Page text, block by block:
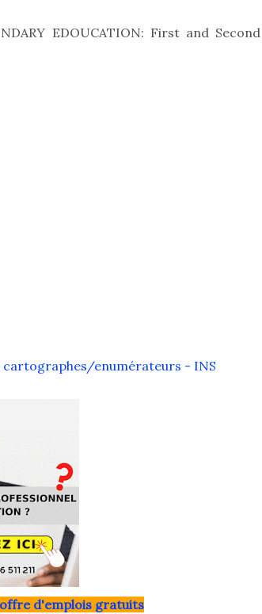
EDOUCATION: First and Second
cartographes/enumérateurs - INS
d'emplois gratuits